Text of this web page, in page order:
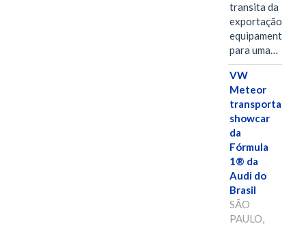
transita da
exportação de
equipamentos
para uma…
VW
Meteor
transporta
showcar
da
Fórmula
1® da
Audi do
Brasil
SÃO
PAULO,